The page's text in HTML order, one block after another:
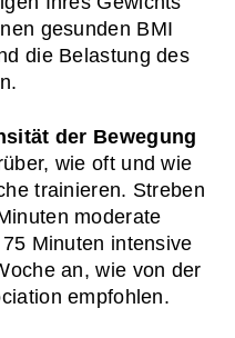
gesunden BMI
die Belastung des
der Bewegung
trainieren. Streben
moderate
Minuten intensive
an, wie von der
empfohlen.